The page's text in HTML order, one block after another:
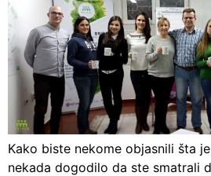
Kako biste nekome objasnili šta
nekada dogodilo da ste smatrali